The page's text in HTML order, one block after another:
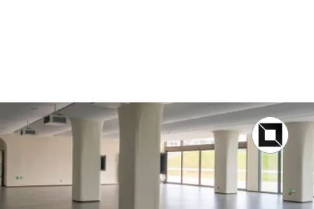
Frame System Floors
Parquets y revestimientos de suelo
Calle Gran Bretaña 11, 28971, Griñón, Madrid